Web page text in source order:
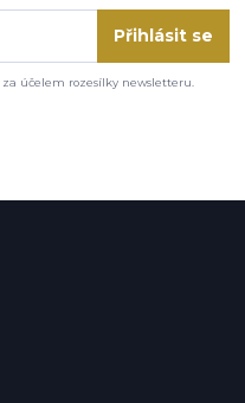
Přihlásit se
za účelem rozesílky newsletteru.